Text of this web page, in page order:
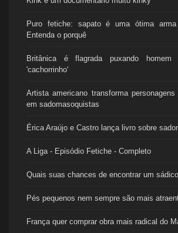
Puro fetiche: sapato é uma ótima
Entenda o porquê
Britânica é flagrada puxando
'cachorrinho'
Artista americano transforma
em sadomasoquistas
Érica Araújo e Castro lança livro sobre
A Liga - Episódio Fetiche - Completo
Quais suas chances de encontrar um sádico
Pés pequenos nem sempre são mais
França quer comprar obra mais radical do